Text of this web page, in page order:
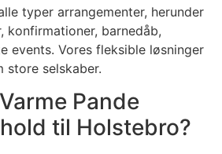
typer arrangementer, herunder
konfirmationer, barnedåb,
events. Vores fleksible løsninger
store selskaber.
Pande
til Holstebro?